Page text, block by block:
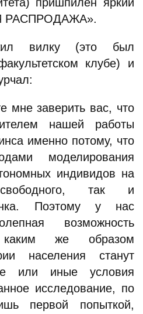
РАСПРОДАЖА».
вилку (это был
клубе) и
мне заверить вас, что
нашей работы
именно потому, что
моделирования
индивидов на
так и
Поэтому у нас
возможность
каким же образом
населения станут
или иные условия
исследование, по
первой попыткой,